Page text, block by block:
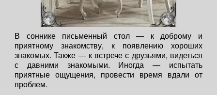
В соннике письменный стол — к доброму и
приятному знакомству, к появлению хороших
знакомых. Также — к встрече с друзьями, видеться
с давними знакомыми. Иногда — испытать
приятные ощущения, провести время вдали от
проблем.